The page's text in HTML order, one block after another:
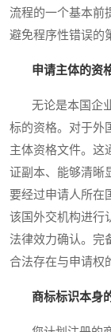
流程的一个基本前
避免程序性错误的
申请主体的资
无论是本国企业
标的资格。对于外
主体资格文件。这
证副本、能够清晰
要经过申请人所在
该国外交机构进行
法律效力确认。完
合法存在与申请权
商标标识本身